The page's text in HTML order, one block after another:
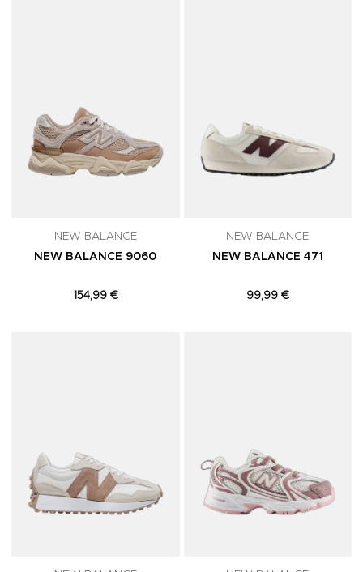
NEW BALANCE
NEW BALANCE 9060
154,99 €
NEW BALANCE
NEW BALANCE 471
99,99 €